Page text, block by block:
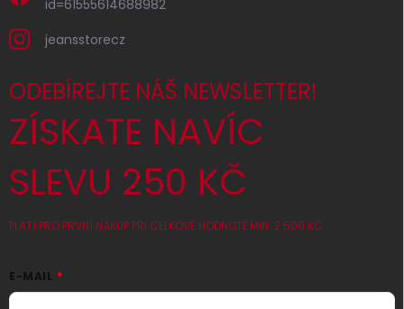
id=61555614688982
jeansstorecz
ODEBÍREJTE NÁŠ NEWSLETTER!
ZÍSKATE NAVÍC
SLEVU 250 KČ
PLATÍ PRO PRVNÍ NÁKUP PŘI CELKOVÉ HODNOTĚ MIN. 2 500 KČ
E-MAIL